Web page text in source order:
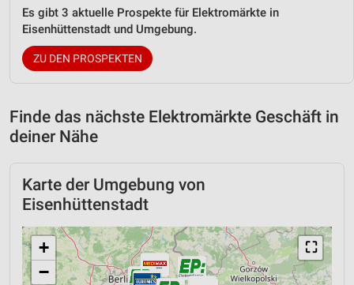
Es gibt 3 aktuelle Prospekte für Elektromärkte in
Eisenhüttenstadt und Umgebung.
ZU DEN PROSPEKTEN
Finde das nächste Elektromärkte Geschäft in
deiner Nähe
Karte der Umgebung von
Eisenhüttenstadt
⛶
+
−